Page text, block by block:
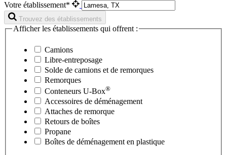
Votre établissement*
Trouvez des établissements
Afficher les établissements qui offrent :
Camions
Libre-entreposage
Solde de camions et de remorques
Remorques
Conteneurs U-Box®
Accessoires de déménagement
Attaches de remorque
Retours de boîtes
Propane
Boîtes de déménagement en plastique